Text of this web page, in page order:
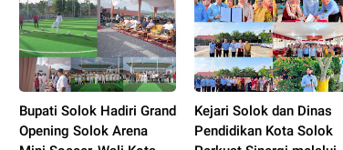
Bupati Solok Hadiri Grand
Opening Solok Arena
Kejari Solok dan Dinas
Pendidikan Kota Solok